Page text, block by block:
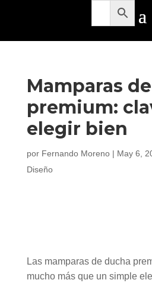
Mamparas
premium:
elegir bien
por Fernando Moreno| May 6,
Diseño
Las mamparas de ducha
mucho más que un simple